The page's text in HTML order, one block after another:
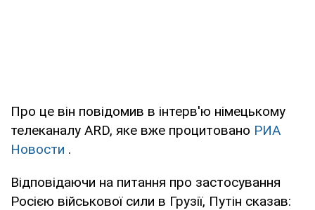
Про це він повідомив в інтерв'ю німецькому
телеканалу ARD, яке вже процитовано РИА
Новости .
Відповідаючи на питання про застосування
Росією військової сили в Грузії, Путін сказав: